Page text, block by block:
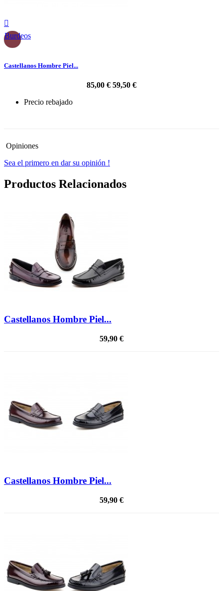

Burdeos
Castellanos Hombre Piel...
85,00 € 59,50 €
Precio rebajado
Opiniones
Sea el primero en dar su opinión !
Productos Relacionados
Castellanos Hombre Piel...
59,90 €
Castellanos Hombre Piel...
59,90 €